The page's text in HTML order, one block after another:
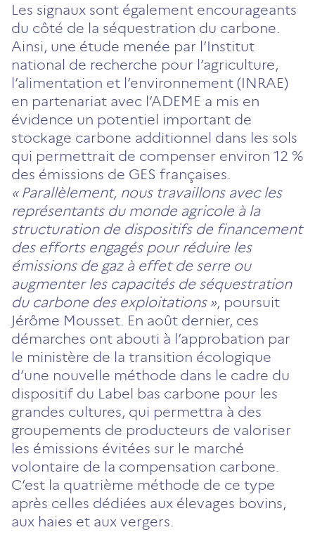
Les signaux sont également encourageants
du côté de la séquestration du carbone.
Ainsi, une étude menée par l’Institut
national de recherche pour l’agriculture,
l’alimentation et l’environnement (INRAE)
en partenariat avec l’ADEME a mis en
évidence un potentiel important de
stockage carbone additionnel dans les sols
qui permettrait de compenser environ 12 %
des émissions de GES françaises.
« Parallèlement, nous travaillons avec les
représentants du monde agricole à la
structuration de dispositifs de financement
des efforts engagés pour réduire les
émissions de gaz à effet de serre ou
augmenter les capacités de séquestration
du carbone des exploitations », poursuit
Jérôme Mousset. En août dernier, ces
démarches ont abouti à l’approbation par
le ministère de la transition écologique
d’une nouvelle méthode dans le cadre du
dispositif du Label bas carbone pour les
grandes cultures, qui permettra à des
groupements de producteurs de valoriser
les émissions évitées sur le marché
volontaire de la compensation carbone.
C’est la quatrième méthode de ce type
après celles dédiées aux élevages bovins,
aux haies et aux vergers.